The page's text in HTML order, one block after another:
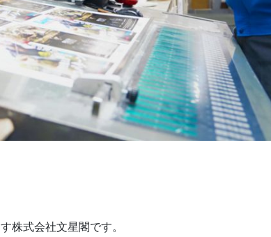
株式会社文星閣です。